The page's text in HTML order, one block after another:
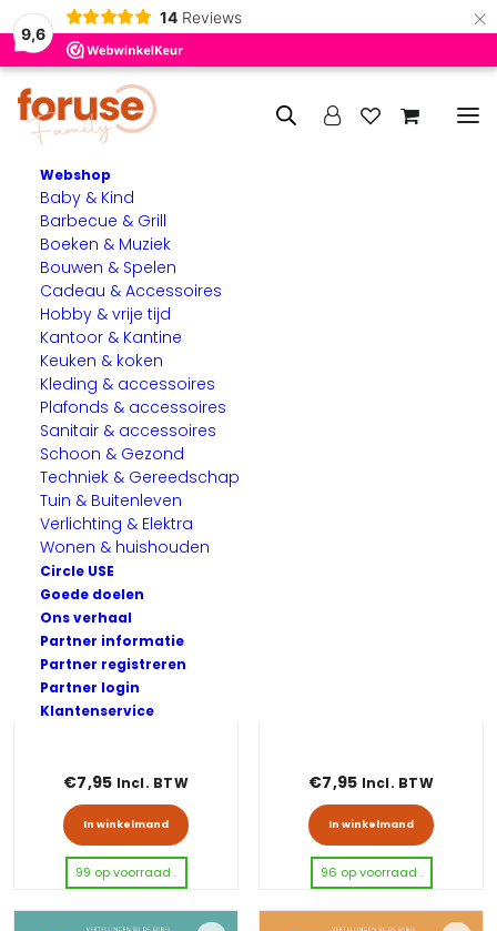
9,6
14 Reviews ×
Webshop
Baby & Kind
Barbecue & Grill
Boeken & Muziek
Bouwen & Spelen
Cadeau & Accessoires
Hobby & vrije tijd
Kantoor & Kantine
Keuken & koken
Kleding & accessoires
Plafonds & accessoires
Sanitair & accessoires
Schoon & Gezond
Techniek & Gereedschap
Tuin & Buitenleven
Verlichting & Elektra
Wonen & huishouden
Circle USE
Goede doelen
Ons verhaal
Partner informatie
Partner registreren
Partner login
Klantenservice
Home Boeken & Muziek
Vertellingen bij de Bijbel
Als een lam geslacht
€7,95 Incl. BTW
In winkelmand
99 op voorraad .
€7,95 Incl. BTW
In winkelmand
96 op voorraad .